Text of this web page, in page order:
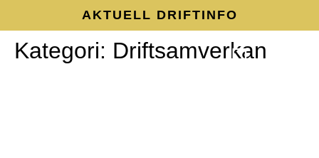
AKTUELL DRIFTINFO
Kategori: Driftsamverkan